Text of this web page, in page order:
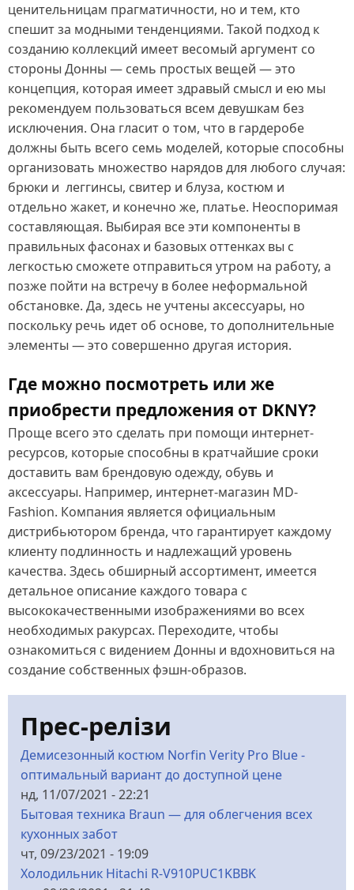
ценительницам прагматичности, но и тем, кто
спешит за модными тенденциями. Такой подход к
созданию коллекций имеет весомый аргумент со
стороны Донны — семь простых вещей — это
концепция, которая имеет здравый смысл и ею мы
рекомендуем пользоваться всем девушкам без
исключения. Она гласит о том, что в гардеробе
должны быть всего семь моделей, которые способны
организовать множество нарядов для любого случая:
брюки и леггинсы, свитер и блуза, костюм и
отдельно жакет, и конечно же, платье. Неоспоримая
составляющая. Выбирая все эти компоненты в
правильных фасонах и базовых оттенках вы с
легкостью сможете отправиться утром на работу, а
позже пойти на встречу в более неформальной
обстановке. Да, здесь не учтены аксессуары, но
поскольку речь идет об основе, то дополнительные
элементы — это совершенно другая история.
Где можно посмотреть или же
приобрести предложения от DKNY?
Проще всего это сделать при помощи интернет-
ресурсов, которые способны в кратчайшие сроки
доставить вам брендовую одежду, обувь и
аксессуары. Например, интернет-магазин MD-
Fashion. Компания является официальным
дистрибьютором бренда, что гарантирует каждому
клиенту подлинность и надлежащий уровень
качества. Здесь обширный ассортимент, имеется
детальное описание каждого товара с
высококачественными изображениями во всех
необходимых ракурсах. Переходите, чтобы
ознакомиться с видением Донны и вдохновиться на
создание собственных фэшн-образов.
Прес-релізи
Демисезонный костюм Norfin Verity Pro Blue -
оптимальный вариант до доступной цене
нд, 11/07/2021 - 22:21
Бытовая техника Braun — для облегчения всех
кухонных забот
чт, 09/23/2021 - 19:09
Холодильник Hitachi R-V910PUC1KBBK